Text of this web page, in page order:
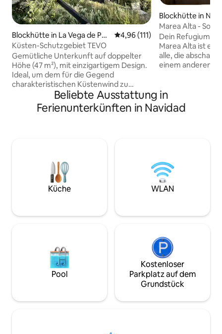
Blockhütte in La Vega de Pup
uya
Durchschnittliche Bewertung:
4,96 (111)
Küsten-Schutzgebiet TEVO
Gemütliche Unterkunft auf doppelter
Höhe (47 m²), mit einzigartigem Design.
Ideal, um dem für die Gegend
charakteristischen Küstenwind zu
entfliehen und gemäßigte Täler, Bäche
und unberührte Natur zu genießen. Nur
wenige Schritte vom Strand,
Supermarkt entfernt. - 2,5 km von La
Vega de Pupuya. - 4 km von Matanzas
entfernt. (40 Minuten) - Nur wenige
von 4x4 erforderlich.
Blockhütte in
Marea Alta -
Meer
Dein Refugium
Marea Alta ist
alle, die
einem anderen
Dachterrasse
Landschaft zu
zu lauschen und
Ruhe, Natur und
gemeinsam die
zu genießen.
Beliebte Ausstattung in
Ferienunterkünften in Navidad
Küche WLAN
Pool
Kostenloser
Parkplatz auf dem
Grundstück